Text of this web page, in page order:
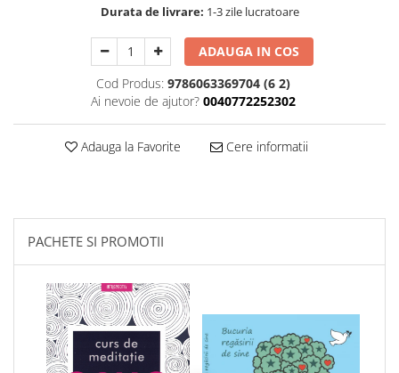
Durata de livrare: 1-3 zile lucratoare
ADAUGA IN COS
Cod Produs: 9786063369704 (6 2)
Ai nevoie de ajutor? 0040772252302
Adauga la Favorite Cere informatii
PACHETE SI PROMOTII